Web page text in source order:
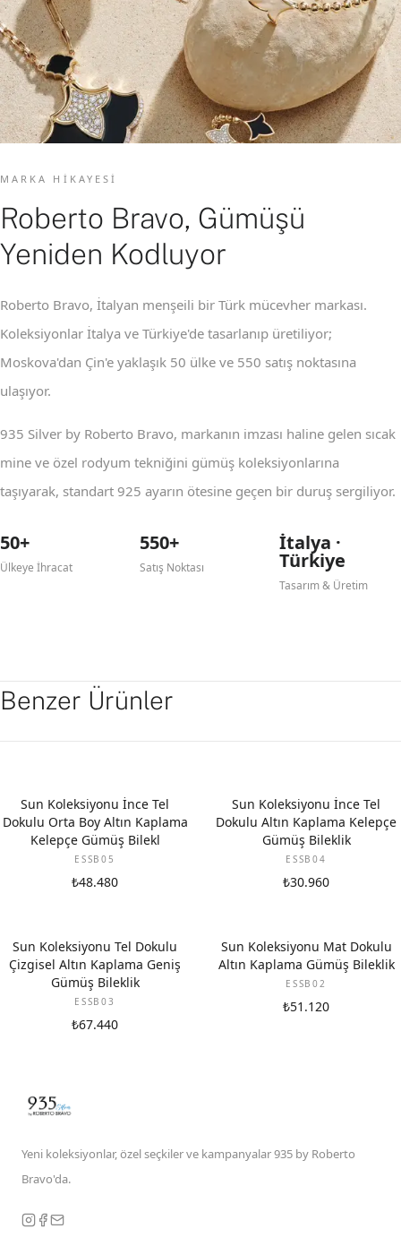
MARKA HIKAYESI
Roberto Bravo, Gümüşü
Yeniden Kodluyor
Roberto Bravo, İtalyan menşeili bir Türk mücevher markası.
Koleksiyonlar İtalya ve Türkiye'de tasarlanıp üretiliyor;
Moskova'dan Çin'e yaklaşık 50 ülke ve 550 satış noktasına
ulaşıyor.
935 Silver by Roberto Bravo, markanın imzası haline gelen sıcak
mine ve özel rodyum tekniğini gümüş koleksiyonlarına
taşıyarak, standart 925 ayarın ötesine geçen bir duruş sergiliyor.
50+
Ülkeye İhracat
550+
Satış Noktası
İtalya ·
Türkiye
Tasarım & Üretim
Benzer Ürünler
Sun Koleksiyonu İnce Tel
Dokulu Orta Boy Altın Kaplama
Kelepçe Gümüş Bilekl
ESSB05
₺48.480
Sun Koleksiyonu İnce Tel
Dokulu Altın Kaplama Kelepçe
Gümüş Bileklik
ESSB04
₺30.960
Sun Koleksiyonu Tel Dokulu
Çizgisel Altın Kaplama Geniş
Gümüş Bileklik
ESSB03
₺67.440
Sun Koleksiyonu Mat Dokulu
Altın Kaplama Gümüş Bileklik
ESSB02
₺51.120
Yeni koleksiyonlar, özel seçkiler ve kampanyalar 935 by Roberto
Bravo'da.